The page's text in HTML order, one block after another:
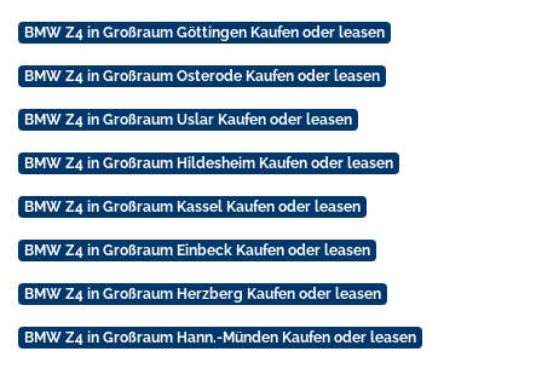
BMW Z4 in Großraum Göttingen Kaufen oder leasen
BMW Z4 in Großraum Osterode Kaufen oder leasen
BMW Z4 in Großraum Uslar Kaufen oder leasen
BMW Z4 in Großraum Hildesheim Kaufen oder leasen
BMW Z4 in Großraum Kassel Kaufen oder leasen
BMW Z4 in Großraum Einbeck Kaufen oder leasen
BMW Z4 in Großraum Herzberg Kaufen oder leasen
BMW Z4 in Großraum Hann.-Münden Kaufen oder leasen